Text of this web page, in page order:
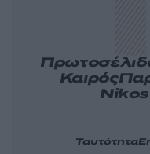
Καιρός
Ταυτότητα